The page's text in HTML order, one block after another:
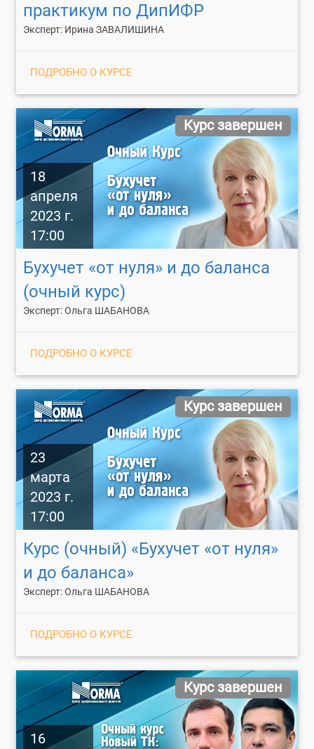
практикум по ДипИФР
Эксперт: Ирина ЗАВАЛИШИНА
ПОДРОБНО О КУРСЕ
18
апреля
2023 г.
17:00
Курс завершен
Бухучет «от нуля» и до баланса
(очный курс)
Эксперт: Ольга ШАБАНОВА
ПОДРОБНО О КУРСЕ
23
марта
2023 г.
17:00
Курс завершен
Курс (очный) «Бухучет «от нуля»
и до баланса»
Эксперт: Ольга ШАБАНОВА
ПОДРОБНО О КУРСЕ
16
Курс завершен